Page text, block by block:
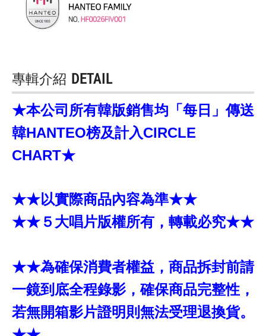
專輯介紹 DETAIL
★本公司所有韓版銷售均「每日」傳送
韓HANTEO榜及計入CIRCLE
CHART★
★★以實際商品內容為準★★
★★５大唱片版權所有，轉載必究★★
★★為確保消費者權益，商品拆封前請
一鏡到底全程錄影，確保商品完整性，
若無開箱影片證明則無法受理退換貨。